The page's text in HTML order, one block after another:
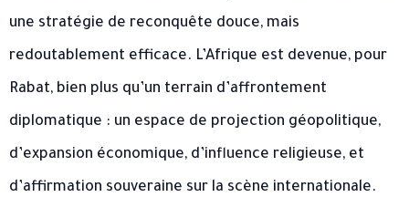
une stratégie de reconquête douce, mais
redoutablement efficace. L’Afrique est devenue, pour
Rabat, bien plus qu’un terrain d’affrontement
diplomatique : un espace de projection géopolitique,
d’expansion économique, d’influence religieuse, et
d’affirmation souveraine sur la scène internationale.